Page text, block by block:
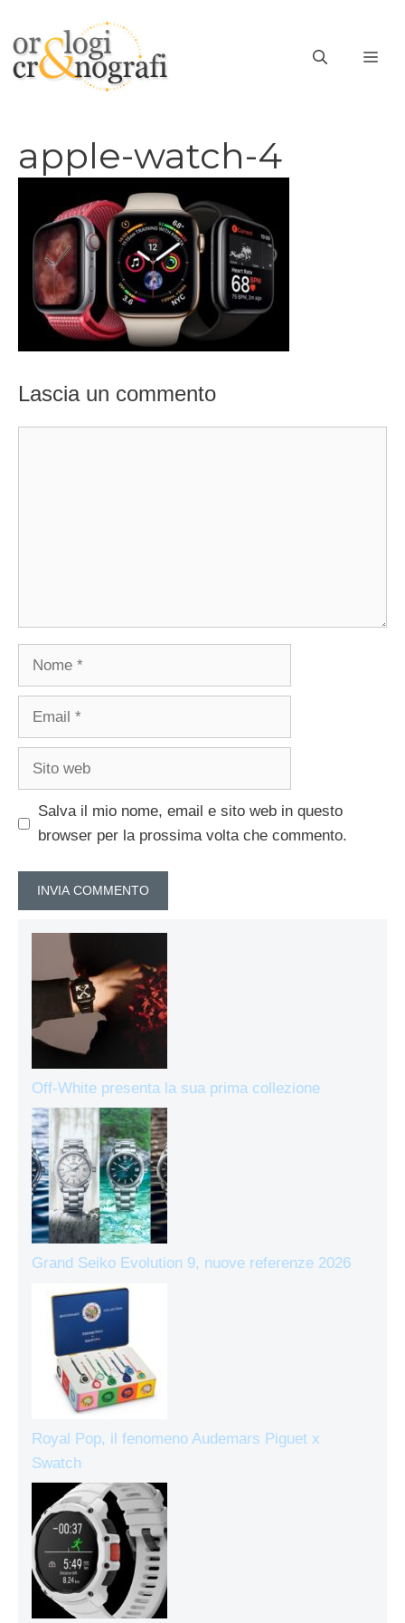
contenuto
apple-watch-4
Lascia un commento
Nome
Email
Sito
Salva il mio nome, email e sito web in questo
browser per la prossima volta che commento.
Off-White presenta la sua prima collezione
Grand Seiko Evolution 9, nuove referenze 2026
Royal Pop, il fenomeno Audemars Piguet x
Swatch